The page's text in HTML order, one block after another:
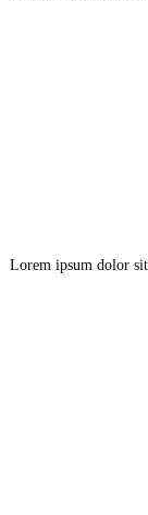
Lorem ipsum dolor